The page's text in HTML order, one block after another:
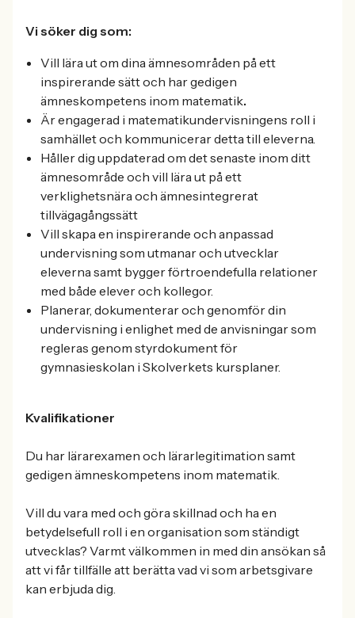
Vi söker dig som:
Vill lära ut om dina ämnesområden på ett
inspirerande sätt och har gedigen
ämneskompetens inom matematik.
Är engagerad i matematikundervisningens roll i
samhället och kommunicerar detta till eleverna.
Håller dig uppdaterad om det senaste inom ditt
ämnesområde och vill lära ut på ett
verklighetsnära och ämnesintegrerat
tillvägagångssätt
Vill skapa en inspirerande och anpassad
undervisning som utmanar och utvecklar
eleverna samt bygger förtroendefulla relationer
med både elever och kollegor.
Planerar, dokumenterar och genomför din
undervisning i enlighet med de anvisningar som
regleras genom styrdokument för
gymnasieskolan i Skolverkets kursplaner.
Kvalifikationer
Du har lärarexamen och lärarlegitimation samt
gedigen ämneskompetens inom matematik.
Vill du vara med och göra skillnad och ha en
betydelsefull roll i en organisation som ständigt
utvecklas? Varmt välkommen in med din ansökan så
att vi får tillfälle att berätta vad vi som arbetsgivare
kan erbjuda dig.